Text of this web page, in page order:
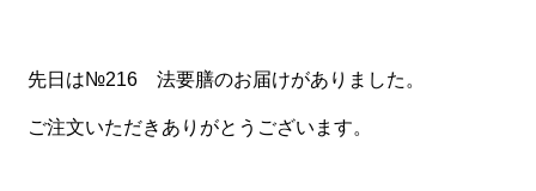
4,000~7999円
8,000円~
先日は№216 法要膳のお届けがありました。
ご注文いただきありがとうございます。